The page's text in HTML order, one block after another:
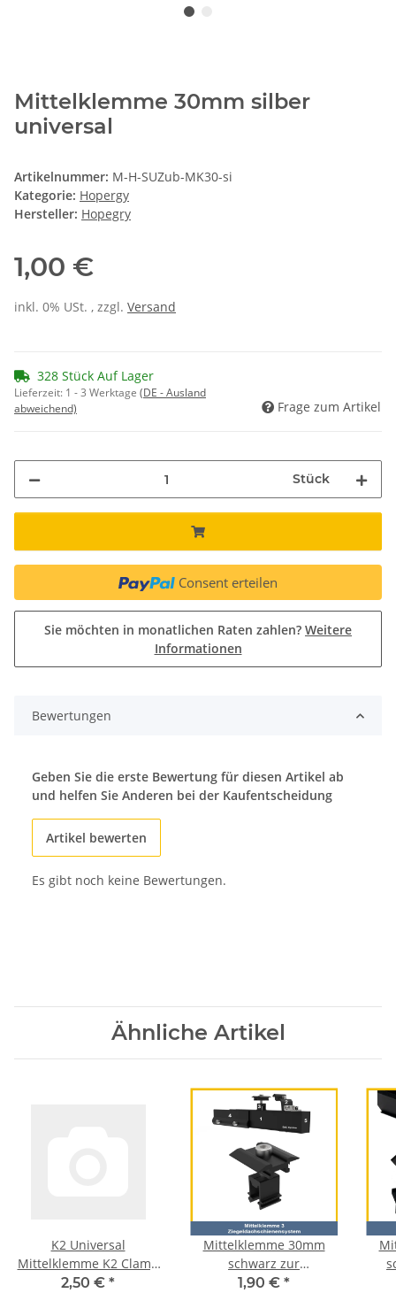
Mittelklemme 30mm silber
universal
Artikelnummer: M-H-SUZub-MK30-si
Kategorie: Hopergy
Hersteller: Hopegry
1,00 €
inkl. 0% USt. , zzgl. Versand
328 Stück Auf Lager
Lieferzeit: 1 - 3 Werktage (DE - Ausland
abweichend)
Frage zum Artikel
Stück
Consent erteilen
Sie möchten in monatlichen Raten zahlen? Weitere
Informationen
Bewertungen
Geben Sie die erste Bewertung für diesen Artikel ab
und helfen Sie Anderen bei der Kaufentscheidung
Artikel bewerten
Es gibt noch keine Bewertungen.
Ähnliche Artikel
K2 Universal
Mittelklemme K2 Clamp
MC 25-40, schwarz
2,50 € *
Mittelklemme 30mm
schwarz zur
Aluminiumsystemschiene
1,90 € *